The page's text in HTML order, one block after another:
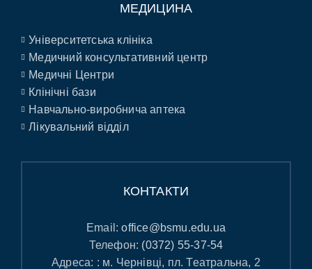
МЕДИЦИНА
Університетська клініка
Медичний консультативний центр
Медичні Центри
Клінічні бази
Навчально-виробнича аптека
Лікувальний відділ
КОНТАКТИ
Email:office@bsmu.edu.ua
Телефон: (0372) 55-37-54
Адреса: : м. Чернівці, пл. Театральна, 2